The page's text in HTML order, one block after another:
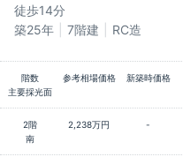
徒歩14分
築25年
7階建 RC造
階数 参考相場価格 新築時価格
主要採光面
2階 2,238万円 -
南